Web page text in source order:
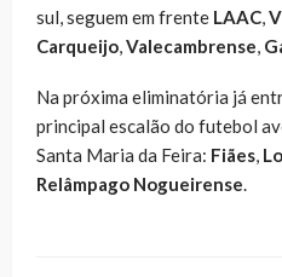
sul, seguem em frente LAAC,
Carqueijo,Valecambrense,
Na próxima eliminatória já
principal escalão do futebol
Santa Maria da Feira: Fiães,
Relâmpago Nogueirense.